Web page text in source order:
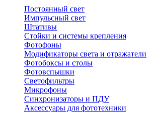
Постоянный свет
Импульсный свет
Штативы
Стойки и системы крепления
Фотофоны
Модификаторы света и отражатели
Фотобоксы и столы
Фотовспышки
Светофильтры
Микрофоны
Синхронизаторы и ПДУ
Аксессуары для фототехники